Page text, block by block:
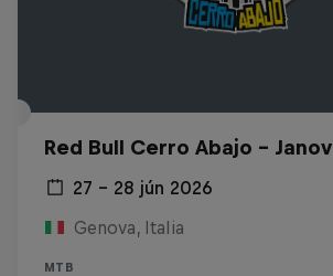
Red Bull Cerro Abajo - Janov
27 – 28 jún 2026
Genova, Italia
MTB